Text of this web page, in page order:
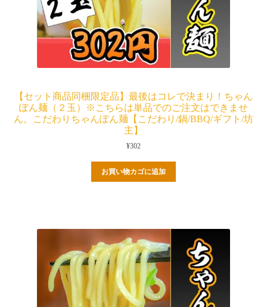
【セット商品同梱限定品】最後はコレで決まり！ちゃん
ぽん麺（２玉）※こちらは単品でのご注文はできませ
ん。こだわりちゃんぽん麺【こだわり/鍋/BBQ/ギフト/坊
主】
¥302
お買い物カゴに追加